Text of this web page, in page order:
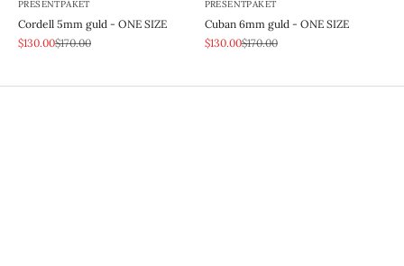
PRESENTPAKET
Cordell 5mm guld - ONE SIZE
REA-pris
$130.00Pris
$170.00
PRESENTPAKET
Cuban 6mm guld - ONE SIZE
REA-pris
$130.00Pris
$170.00